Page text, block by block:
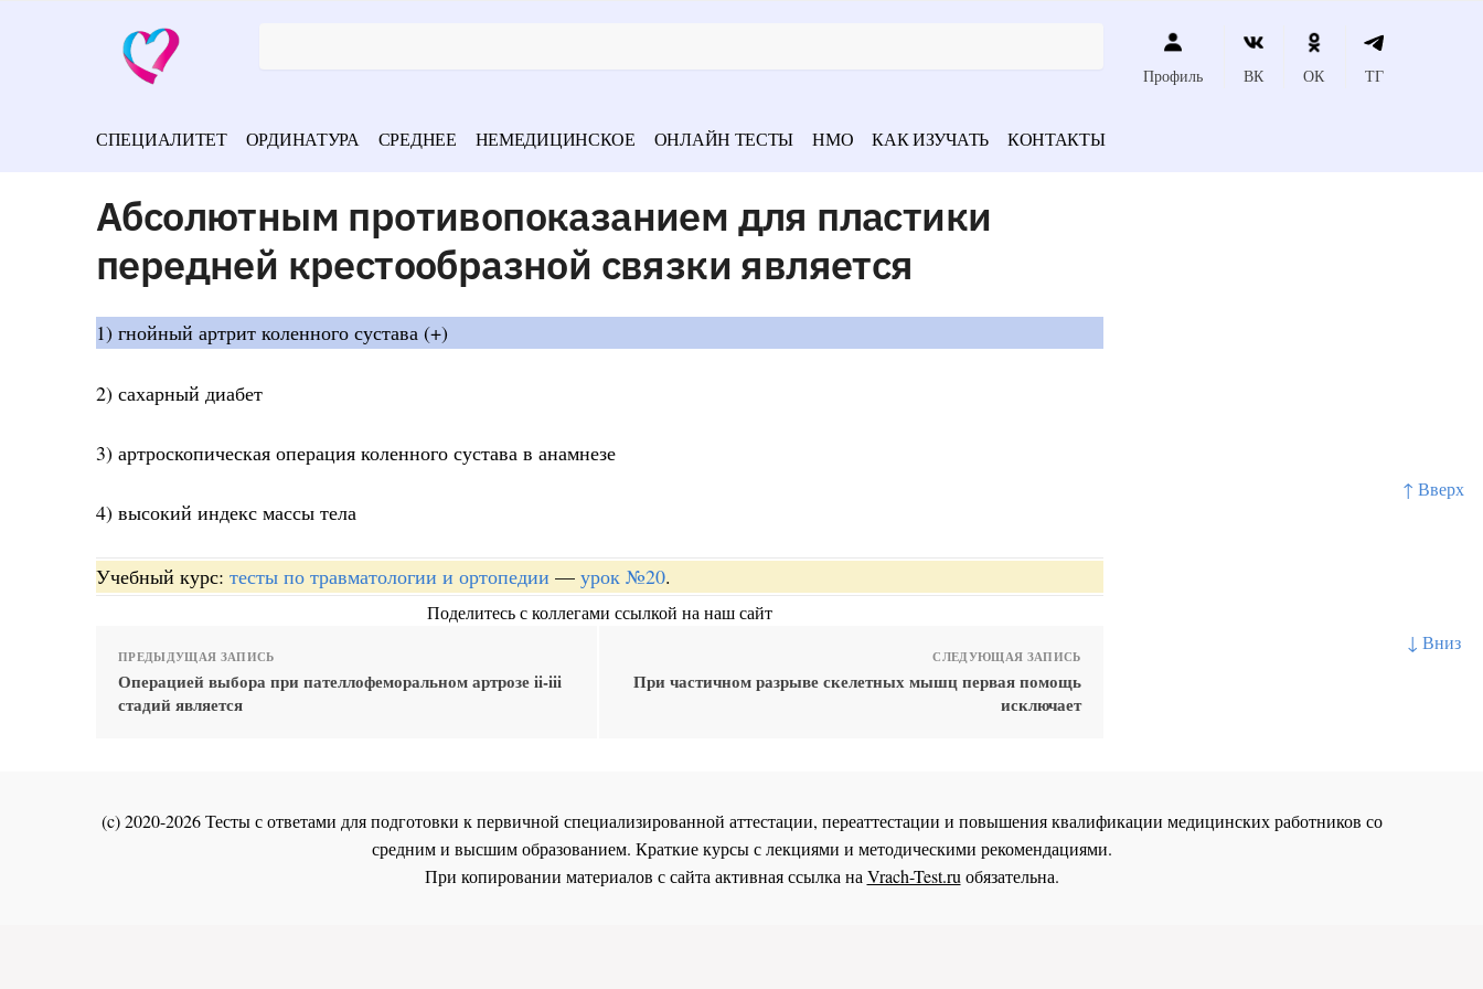
↑ Вверх
↓ Вниз
Профиль ВК ОК ТГ
СПЕЦИАЛИТЕТ ОРДИНАТУРА СРЕДНЕЕ НЕМЕДИЦИНСКОЕ ОНЛАЙН ТЕСТЫ НМО КАК ИЗУЧАТЬ КОНТАКТЫ
Абсолютным противопоказанием для пластики
передней крестообразной связки является
1) гнойный артрит коленного сустава (+)
2) сахарный диабет
3) артроскопическая операция коленного сустава в анамнезе
4) высокий индекс массы тела
Учебный курс: тесты по травматологии и ортопедии — урок №20.
Поделитесь с коллегами ссылкой на наш сайт
ПРЕДЫДУЩАЯ ЗАПИСЬ
Операцией выбора при пателлофеморальном артрозе ii-iii
стадий является
СЛЕДУЮЩАЯ ЗАПИСЬ
При частичном разрыве скелетных мышц первая помощь
исключает
(c) 2020-2026 Тесты с ответами для подготовки к первичной специализированной аттестации, переаттестации и повышения квалификации медицинских работников со
средним и высшим образованием. Краткие курсы с лекциями и методическими рекомендациями.
При копировании материалов с сайта активная ссылка на Vrach-Test.ru обязательна.